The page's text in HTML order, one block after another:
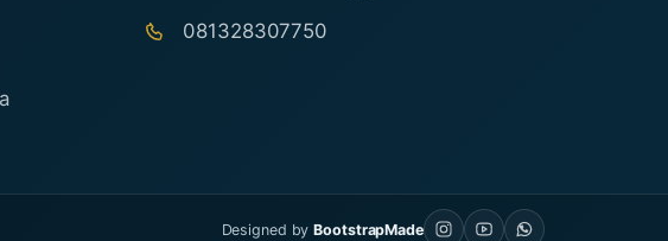
081328307750
Designed byBootstrapMade